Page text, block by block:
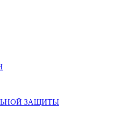
ЗАЩИТЫ